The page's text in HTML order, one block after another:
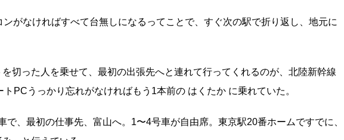
がなければすべて台無しになるってことで、すぐ次の駅で折り返し、地元に
った人を乗せて、最初の出張先へと連れて行ってくれるのが、北陸新幹線
PCうっかり忘れがなければもう1本前の はくたか に乗れていた。
で、最初の仕事先、富山へ。1〜4号車が自由席。東京駅20番ホームですでに、